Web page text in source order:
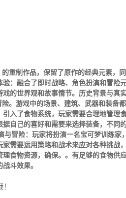
重制作品，保留了原作的经典元素，
验：融合了即时战略、角色扮演和冒险
的世界观和故事情节。 历史背景与真
。游戏中的场景、建筑、武器和装备都
引入了食物系统，玩家需要合理地管理
自己的喜好和需要来选择装备，不同
与冒险：玩家将扮演一名宝可梦训练家
家需要运用策略和战术来应对各种挑战
理食物资源，确保。。有足够的食物供
斗效果。